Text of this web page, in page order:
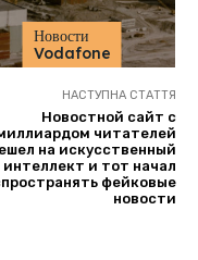
Новости
Vodafone
НАСТУПНА СТАТТЯ
Новостной сайт с
читателей
на искусственный
интеллект и тот начал
фейковые
новости